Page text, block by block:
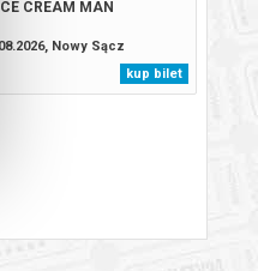
ICE CREAM MAN
Nowy Sącz
kup bilet